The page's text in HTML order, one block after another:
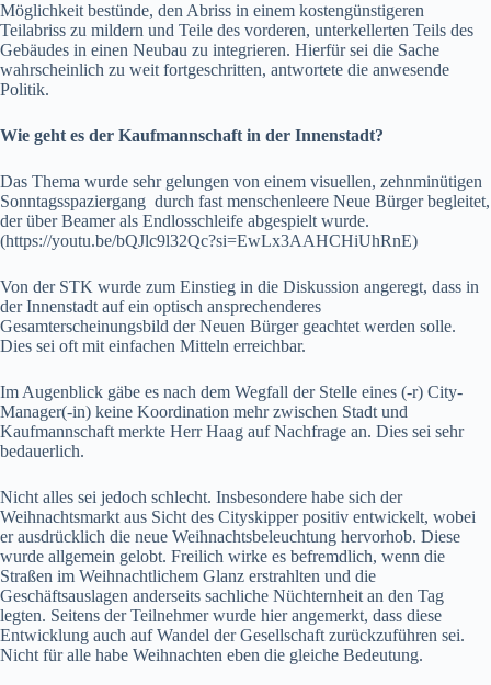
Möglichkeit bestünde, den Abriss in einem kostengünstigeren
Teilabriss zu mildern und Teile des vorderen, unterkellerten Teils des
Gebäudes in einen Neubau zu integrieren. Hierfür sei die Sache
wahrscheinlich zu weit fortgeschritten, antwortete die anwesende
Politik.
Wie geht es der Kaufmannschaft in der Innenstadt?
Das Thema wurde sehr gelungen von einem visuellen, zehnminütigen
Sonntagsspaziergang durch fast menschenleere Neue Bürger begleitet,
der über Beamer als Endlosschleife abgespielt wurde.
(https://youtu.be/bQJlc9l32Qc?si=EwLx3AAHCHiUhRnE)
Von der STK wurde zum Einstieg in die Diskussion angeregt, dass in
der Innenstadt auf ein optisch ansprechenderes
Gesamterscheinungsbild der Neuen Bürger geachtet werden solle.
Dies sei oft mit einfachen Mitteln erreichbar.
Im Augenblick gäbe es nach dem Wegfall der Stelle eines (-r) City-
Manager(-in) keine Koordination mehr zwischen Stadt und
Kaufmannschaft merkte Herr Haag auf Nachfrage an. Dies sei sehr
bedauerlich.
Nicht alles sei jedoch schlecht. Insbesondere habe sich der
Weihnachtsmarkt aus Sicht des Cityskipper positiv entwickelt, wobei
er ausdrücklich die neue Weihnachtsbeleuchtung hervorhob. Diese
wurde allgemein gelobt. Freilich wirke es befremdlich, wenn die
Straßen im Weihnachtlichem Glanz erstrahlten und die
Geschäftsauslagen anderseits sachliche Nüchternheit an den Tag
legten. Seitens der Teilnehmer wurde hier angemerkt, dass diese
Entwicklung auch auf Wandel der Gesellschaft zurückzuführen sei.
Nicht für alle habe Weihnachten eben die gleiche Bedeutung.